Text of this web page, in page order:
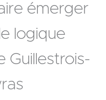
émerger
logique
Guillestrois-